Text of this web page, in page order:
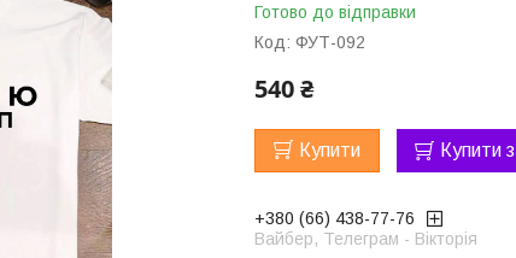
Готово до відправки
Код: ФУТ-092
540 ₴
Купити Купити з
+380 (66) 438-77-76
Вайбер, Телеграм - Вікторія